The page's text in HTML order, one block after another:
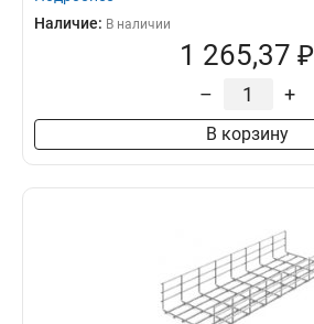
Наличие: В наличии
1 265,37 ₽
– +
В корзину